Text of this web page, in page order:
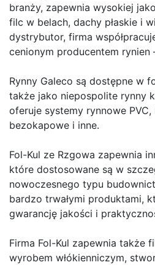
branży, zapewnia wysokiej
filc w belach, dachy płaskie i
dystrybutor, firma
cenionym producentem rynien
Rynny Galeco są dostępne w
także jako niepospolite rynny
oferuje systemy rynnowe
bezokapowe i inne.
Fol-Kul ze Rzgowa zapewnia
które dostosowane są w
nowoczesnego typu
bardzo trwałymi produktami,
gwarancję jakości i
Firma Fol-Kul zapewnia także
wyrobem włókienniczym,